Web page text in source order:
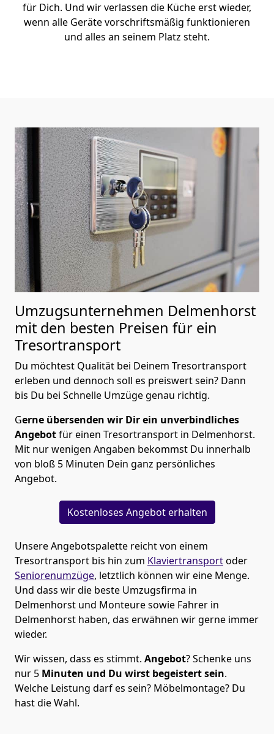
für Dich. Und wir verlassen die Küche erst wieder,
wenn alle Geräte vorschriftsmäßig funktionieren
und alles an seinem Platz steht.
Umzugsunternehmen Delmenhorst
mit den besten Preisen für ein
Tresortransport
Du möchtest Qualität bei Deinem Tresortransport
erleben und dennoch soll es preiswert sein? Dann
bis Du bei Schnelle Umzüge genau richtig.
Gerne übersenden wir Dir ein unverbindliches
Angebotfür einen Tresortransport in Delmenhorst.
Mit nur wenigen Angaben bekommst Du innerhalb
von bloß 5 Minuten Dein ganz persönliches
Angebot.
Kostenloses Angebot erhalten
Unsere Angebotspalette reicht von einem
Tresortransport bis hin zum Klaviertransportoder
Seniorenumzüge, letztlich können wir eine Menge.
Und dass wir die beste Umzugsfirma in
Delmenhorst und Monteure sowie Fahrer in
Delmenhorst haben, das erwähnen wir gerne immer
wieder.
Wir wissen, dass es stimmt. Angebot? Schenke uns
nur 5 Minuten und Du wirst begeistert sein.
Welche Leistung darf es sein? Möbelmontage? Du
hast die Wahl.